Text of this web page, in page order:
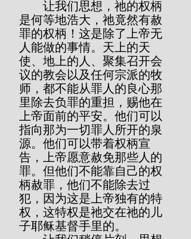
是何等地浩大，祂竟然有赦
罪的权柄！这是除了上帝无
人能做的事情。天上的天
使、地上的人、聚集召开会
议的教会以及任何宗派的牧
师，都不能从罪人的良心那
里除去负罪的重担，赐他在
上帝面前的平安。他们可以
指向那为一切罪人所开的泉
源。他们可以带着权柄宣
告，上帝愿意赦免那些人的
罪。但他们不能靠自己的权
柄赦罪，他们不能除去过
犯，因为这是上帝独有的特
权，这特权是祂交在祂的儿
子耶稣基督手里的。